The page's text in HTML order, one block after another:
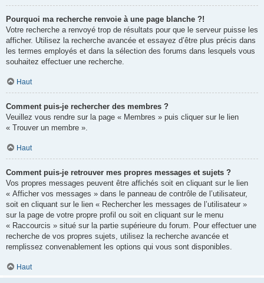
Pourquoi ma recherche renvoie à une page blanche ?!
Votre recherche a renvoyé trop de résultats pour que le serveur puisse les
afficher. Utilisez la recherche avancée et essayez d’être plus précis dans
les termes employés et dans la sélection des forums dans lesquels vous
souhaitez effectuer une recherche.
Haut
Comment puis-je rechercher des membres ?
Veuillez vous rendre sur la page « Membres » puis cliquer sur le lien
« Trouver un membre ».
Haut
Comment puis-je retrouver mes propres messages et sujets ?
Vos propres messages peuvent être affichés soit en cliquant sur le lien
« Afficher vos messages » dans le panneau de contrôle de l’utilisateur,
soit en cliquant sur le lien « Rechercher les messages de l’utilisateur »
sur la page de votre propre profil ou soit en cliquant sur le menu
« Raccourcis » situé sur la partie supérieure du forum. Pour effectuer une
recherche de vos propres sujets, utilisez la recherche avancée et
remplissez convenablement les options qui vous sont disponibles.
Haut